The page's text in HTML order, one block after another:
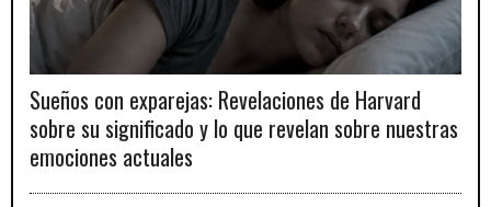
Sueños con exparejas: Revelaciones de Harvard
sobre su significado y lo que revelan sobre nuestras
emociones actuales